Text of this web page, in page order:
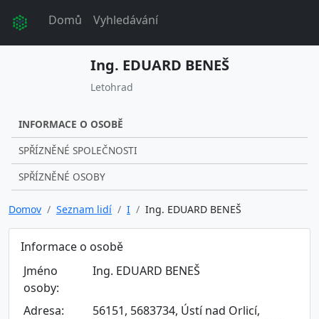
Domů Vyhledávání
Ing. EDUARD BENEŠ
Letohrad
INFORMACE O OSOBĚ
SPŘÍZNĚNÉ SPOLEČNOSTI
SPŘÍZNĚNÉ OSOBY
Domov Seznam lidí I Ing. EDUARD BENEŠ
Informace o osobě
Jméno
osoby:
Ing. EDUARD BENEŠ
Adresa:
56151, 5683734, Ústí nad Orlicí,